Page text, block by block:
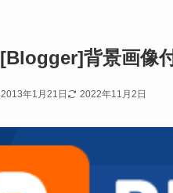
[Blogger]背景画像
2013年1月21日 2022年11月2日